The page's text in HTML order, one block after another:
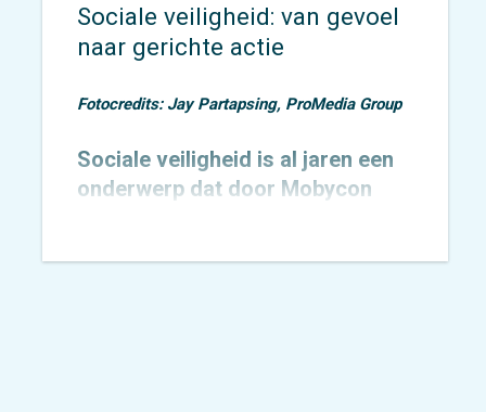
Sociale veiligheid: van gevoel
naar gerichte actie
Fotocredits: Jay Partapsing, ProMedia Group
Sociale veiligheid is al jaren een
onderwerp dat door Mobycon